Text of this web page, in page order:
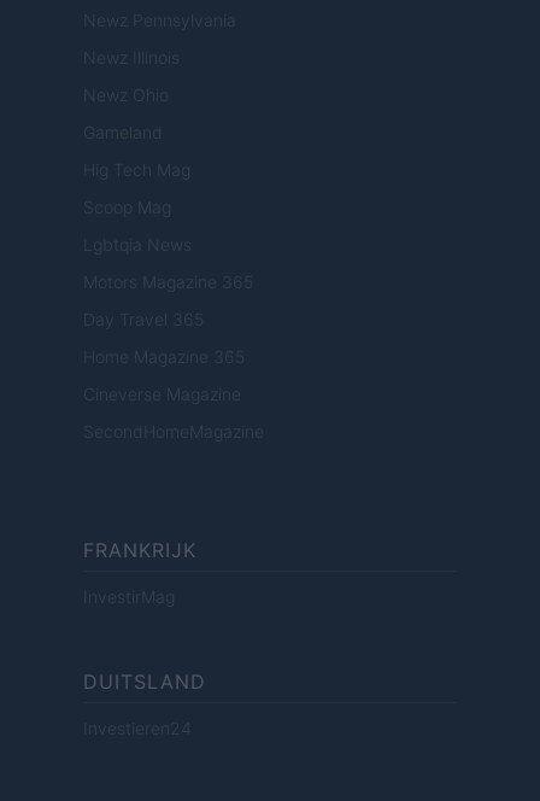
Newz Pennsylvania
Newz Illinois
Newz Ohio
Gameland
Hig Tech Mag
Scoop Mag
Lgbtqia News
Motors Magazine 365
Day Travel 365
Home Magazine 365
Cineverse Magazine
SecondHomeMagazine
FRANKRIJK
InvestirMag
DUITSLAND
Investieren24